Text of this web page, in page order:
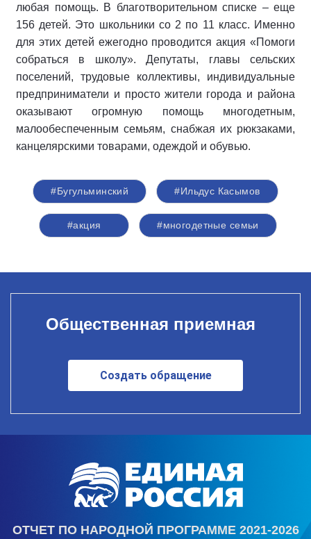
любая помощь. В благотворительном списке – еще
156 детей. Это школьники со 2 по 11 класс. Именно
для этих детей ежегодно проводится акция «Помоги
собраться в школу». Депутаты, главы сельских
поселений, трудовые коллективы, индивидуальные
предприниматели и просто жители города и района
оказывают огромную помощь многодетным,
малообеспеченным семьям, снабжая их рюкзаками,
канцелярскими товарами, одеждой и обувью.
#Бугульминский #Ильдус Касымов
#акция #многодетные семьи
Общественная приемная
Создать обращение
ОТЧЕТ ПО НАРОДНОЙ ПРОГРАММЕ 2021-2026